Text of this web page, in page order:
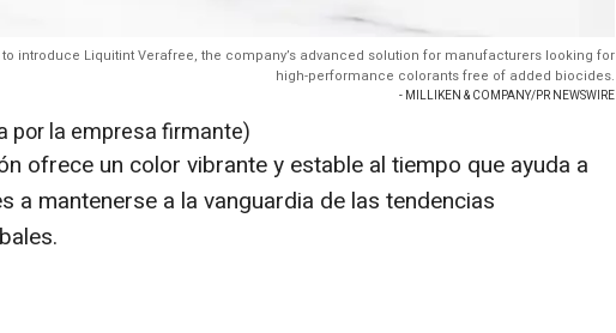
introduce Liquitint Verafree, the company’s advanced solution for manufacturers looking for
high-performance colorants free of added biocides.
- MILLIKEN & COMPANY/PR NEWSWIRE
por la empresa firmante)
ofrece un color vibrante y estable al tiempo que ayuda a
a mantenerse a la vanguardia de las tendencias